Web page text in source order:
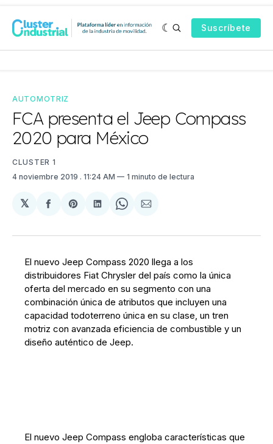
Suscríbete
AUTOMOTRIZ
FCA presenta el Jeep Compass
2020 para México
CLUSTER 1
4 noviembre 2019 . 11:24 AM 1 minuto de lectura
𝕏
Compartir
Facebook
Share
Pinterest
Compartir
LinkedIn
Share
WhatsApp
Compartir
Email
El nuevo Jeep Compass 2020 llega a los
distribuidores Fiat Chrysler del país como la única
oferta del mercado en su segmento con una
combinación única de atributos que incluyen una
capacidad todoterreno única en su clase, un tren
motriz con avanzada eficiencia de combustible y un
diseño auténtico de Jeep.
El nuevo Jeep Compass engloba características que